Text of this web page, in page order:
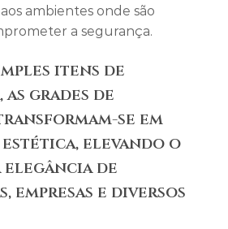
ambientes onde são
a segurança.
itens de
grades de
se em
elevando o
elegância de
empresas e diversos